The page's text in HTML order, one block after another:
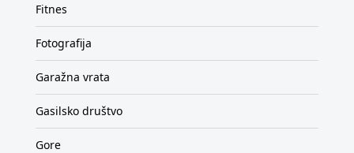
Fitnes
Fotografija
Garažna vrata
Gasilsko društvo
Gore